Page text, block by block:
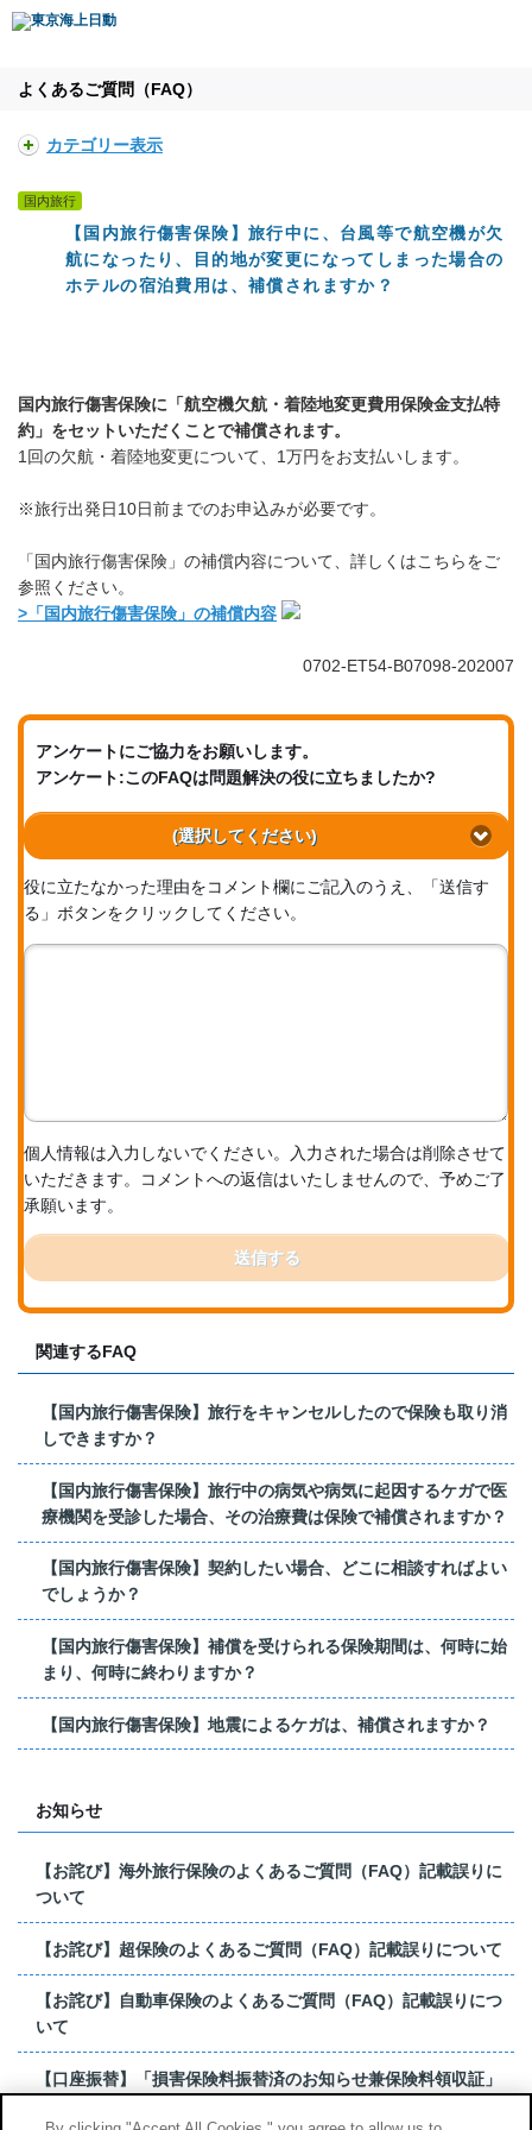
よくあるご質問（FAQ）
カテゴリー表示
国内旅行
【国内旅行傷害保険】旅行中に、台風等で航空機が欠
航になったり、目的地が変更になってしまった場合の
ホテルの宿泊費用は、補償されますか？
国内旅行傷害保険に「航空機欠航・着陸地変更費用保険金支払特
約」をセットいただくことで補償されます。
1回の欠航・着陸地変更について、1万円をお支払いします。
※旅行出発日10日前までのお申込みが必要です。
「国内旅行傷害保険」の補償内容について、詳しくはこちらをご
参照ください。
>「国内旅行傷害保険」の補償内容
0702-ET54-B07098-202007
アンケートにご協力をお願いします。
アンケート:このFAQは問題解決の役に立ちましたか?
(選択してください)
役に立たなかった理由をコメント欄にご記入のうえ、「送信す
る」ボタンをクリックしてください。
個人情報は入力しないでください。入力された場合は削除させて
いただきます。コメントへの返信はいたしませんので、予めご了
承願います。
送信する
関連するFAQ
【国内旅行傷害保険】旅行をキャンセルしたので保険も取り消
しできますか？
【国内旅行傷害保険】旅行中の病気や病気に起因するケガで医
療機関を受診した場合、その治療費は保険で補償されますか？
【国内旅行傷害保険】契約したい場合、どこに相談すればよい
でしょうか？
【国内旅行傷害保険】補償を受けられる保険期間は、何時に始
まり、何時に終わりますか？
【国内旅行傷害保険】地震によるケガは、補償されますか？
お知らせ
【お詫び】海外旅行保険のよくあるご質問（FAQ）記載誤りに
ついて
【お詫び】超保険のよくあるご質問（FAQ）記載誤りについて
【お詫び】自動車保険のよくあるご質問（FAQ）記載誤りにつ
いて
【口座振替】「損害保険料振替済のお知らせ兼保険料領収証」